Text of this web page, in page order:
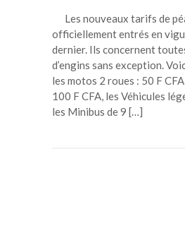
Les nouveaux tarifs de
officiellement entrés en
dernier. Ils concernent
d’engins sans exception.
les motos 2 roues : 50 F
100 F CFA, les Véhicules
les Minibus de 9 […]